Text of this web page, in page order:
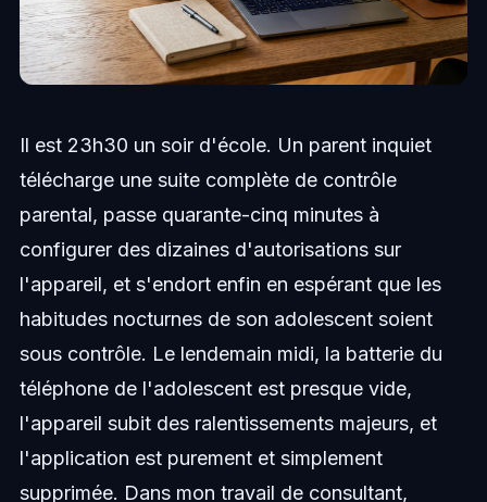
Il est 23h30 un soir d'école. Un parent inquiet
télécharge une suite complète de contrôle
parental, passe quarante-cinq minutes à
configurer des dizaines d'autorisations sur
l'appareil, et s'endort enfin en espérant que les
habitudes nocturnes de son adolescent soient
sous contrôle. Le lendemain midi, la batterie du
téléphone de l'adolescent est presque vide,
l'appareil subit des ralentissements majeurs, et
l'application est purement et simplement
supprimée. Dans mon travail de consultant,